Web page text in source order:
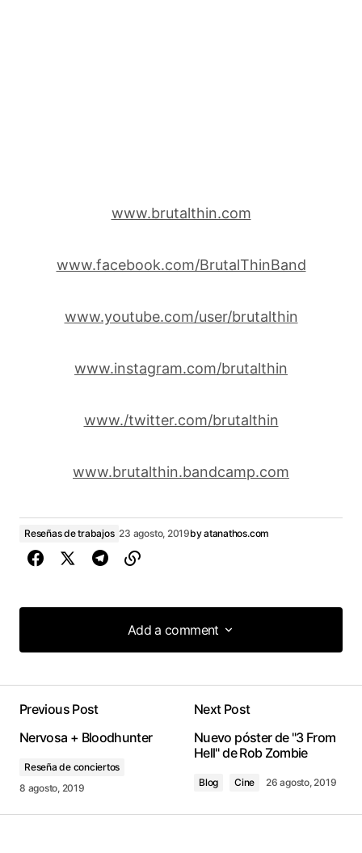
www.brutalthin.com
www.facebook.com/BrutalThinBand
www.youtube.com/user/brutalthin
www.instagram.com/brutalthin
www./twitter.com/brutalthin
www.brutalthin.bandcamp.com
Reseñas de trabajos 23 agosto, 2019byatanathos.com
Add a comment
Add a comment
Previous Post
Nervosa + Bloodhunter
Reseña de conciertos
8 agosto, 2019
Next Post
Nuevo póster de "3 From
Hell" de Rob Zombie
Blog Cine 26 agosto, 2019